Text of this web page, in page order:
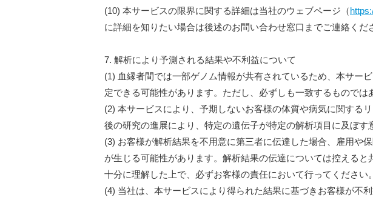
(10) 本サービスの限界に関する詳細は当社のウェブページ（
に詳細を知りたい場合は後述のお問い合わせ窓口までご連絡くだ
7. 解析により予測される結果や不利益について
(1) 血縁者間では一部ゲノム情報が共有されているため、本サー
定できる可能性があります。ただし、必ずしも一致するものでは
(2) 本サービスにより、予期しないお客様の体質や病気に関する
後の研究の進展により、特定の遺伝子が特定の解析項目に及ぼす
(3) お客様が解析結果を不用意に第三者に伝達した場合、雇用や
が生じる可能性があります。解析結果の伝達については控える
十分に理解した上で、必ずお客様の責任において行ってください。
(4) 当社は、本サービスにより得られた結果に基づきお客様が不